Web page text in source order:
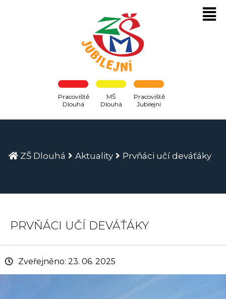
Pracoviště
Dlouhá
MŠ
Dlouhá
Pracoviště
Jubilejní
ZŠ Dlouhá Aktuality Prvňáci učí deváťáky
PRVŇÁCI UČÍ DEVÁŤÁKY
Zveřejněno: 23. 06. 2025